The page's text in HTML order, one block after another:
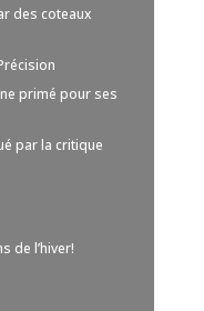
des coteaux
primé pour ses
par la critique
de l’hiver!